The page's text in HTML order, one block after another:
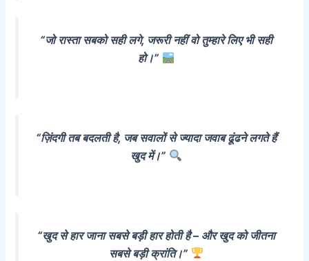
“जो रास्ता सबको सही लगे, जरूरी नहीं वो तुम्हारे लिए भी सही
हो।”
“ज़िंदगी तब बदलती है, जब सवालों से ज्यादा जवाब ढूंढने लगते हैं
खुद में।”
“खुद से हार जाना सबसे बड़ी हार होती है – और खुद को जीतना
सबसे बड़ी क्रांति।”